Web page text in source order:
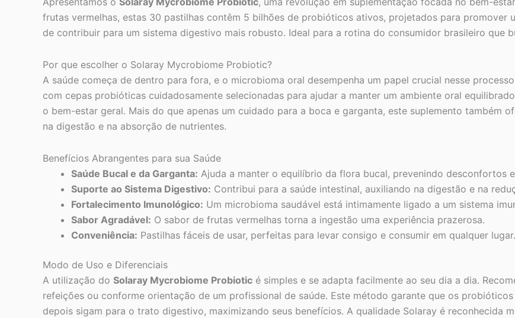
frutas vermelhas, estas 30 pastilhas contêm 5 bilhões de probióticos ativos, projetados para promover
de contribuir para um sistema digestivo mais robusto. Ideal para a rotina do consumidor brasileiro que
Por que escolher o Solaray Mycrobiome Probiotic?
A saúde começa de dentro para fora, e o microbioma oral desempenha um papel crucial nesse
com cepas probióticas cuidadosamente selecionadas para ajudar a manter um ambiente oral
o bem-estar geral. Mais do que apenas um cuidado para a boca e garganta, este suplemento também
na digestão e na absorção de nutrientes.
Benefícios Abrangentes para sua Saúde
Saúde Bucal e da Garganta: Ajuda a manter o equilíbrio da flora bucal, prevenindo desconfortos
Suporte ao Sistema Digestivo: Contribui para a saúde intestinal, auxiliando na digestão e na
Fortalecimento Imunológico: Um microbioma saudável está intimamente ligado a um sistema
Sabor Agradável: O sabor de frutas vermelhas torna a ingestão uma experiência prazerosa.
Conveniência: Pastilhas fáceis de usar, perfeitas para levar consigo e consumir em qualquer lugar.
Modo de Uso e Diferenciais
A utilização do Solaray Mycrobiome Probiotic é simples e se adapta facilmente ao seu dia a dia.
refeições ou conforme orientação de um profissional de saúde. Este método garante que os
depois sigam para o trato digestivo, maximizando seus benefícios. A qualidade Solaray é reconhecida